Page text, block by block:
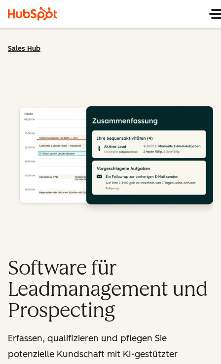
Sales Hub
Software für
Leadmanagement und
Prospecting
Erfassen, qualifizieren und pflegen Sie
potenzielle Kundschaft mit KI-gestützter